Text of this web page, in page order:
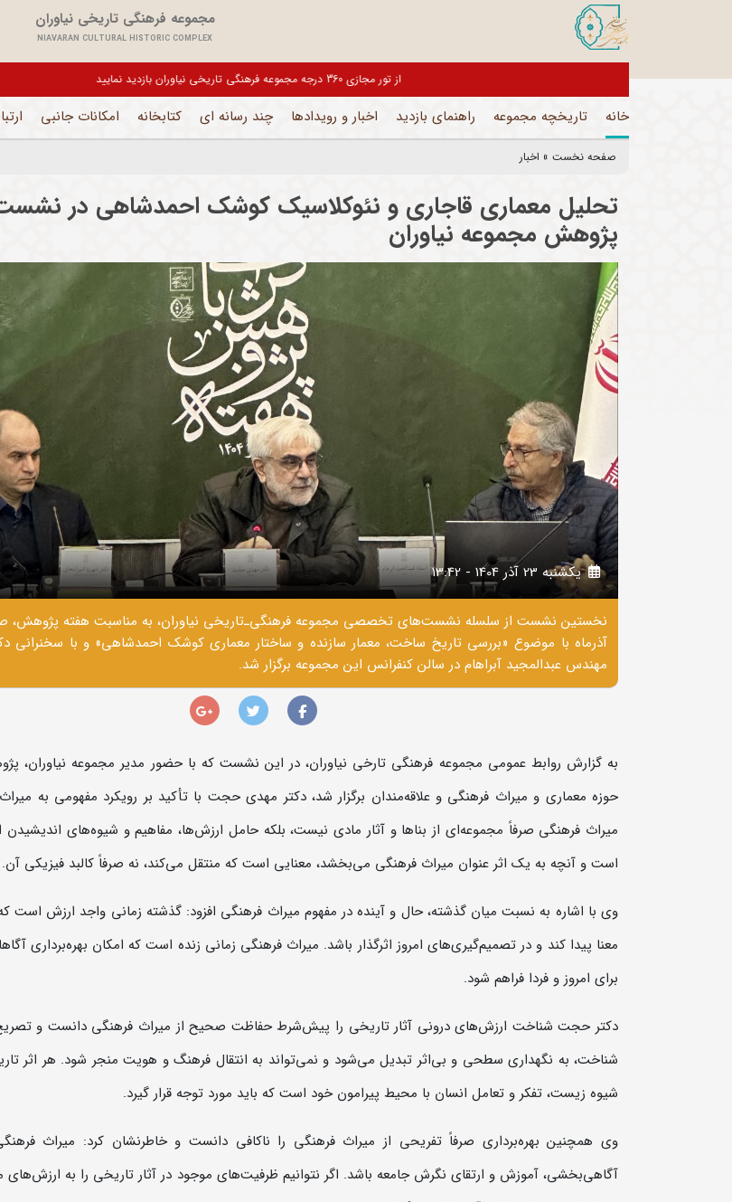
مجموعه فرهنگی تاریخی نیاوران
NIAVARAN CULTURAL HISTORIC COMPLEX
بازدیدکنندگان گرامی، موزه های این مجموعه تا اطلاع ثانوی تعطیل می باشد و فقط بخش های اداری فعال است
خانه تاریخچه مجموعه راهنمای بازدید اخبار و رویدادها چند رسانه ای کتابخانه امکانات جانبی
صفحه نخست » اخبار
تحلیل معماری قاجاری و نئوکلاسیک کوشک احمدشاهی در
پژوهش مجموعه نیاوران
يکشنبه 23 آذر 1404 - 13:42
آذرماه با موضوع «بررسی تاریخ ساخت، معمار سازنده و ساختار معماری کوشک احمدشاهی» و با
مهندس عبدالمجید آبراهام در سالن کنفرانس این مجموعه برگزار شد.
به گزارش روابط عمومی مجموعه فرهنگی تارخی نیاوران، در این نشست که با حضور مدیر مجموعه نیاوران،
حوزه معماری و میراث فرهنگی و علاقه‌مندان برگزار شد، دکتر مهدی حجت با تأکید بر رویکرد مفهومی به
میراث فرهنگی صرفاً مجموعه‌ای از بناها و آثار مادی نیست، بلکه حامل ارزش‌ها، مفاهیم و شیوه‌های
است و آنچه به یک اثر عنوان میراث فرهنگی می‌بخشد، معنایی است که منتقل می‌کند، نه صرفاً کالبد فیزیکی آن.
وی با اشاره به نسبت میان گذشته، حال و آینده در مفهوم میراث فرهنگی افزود: گذشته زمانی واجد ارزش است
معنا پیدا کند و در تصمیم‌گیری‌های امروز اثرگذار باشد. میراث فرهنگی زمانی زنده است که امکان بهره‌برداری
برای امروز و فردا فراهم شود.
دکتر حجت شناخت ارزش‌های درونی آثار تاریخی را پیش‌شرط حفاظت صحیح از میراث فرهنگی دانست و
شناخت، به نگهداری سطحی و بی‌اثر تبدیل می‌شود و نمی‌تواند به انتقال فرهنگ و هویت منجر شود. هر اثر
شیوه زیست، تفکر و تعامل انسان با محیط پیرامون خود است که باید مورد توجه قرار گیرد.
وی همچنین بهره‌برداری صرفاً تفریحی از میراث فرهنگی را ناکافی دانست و خاطرنشان کرد: میراث
آگاهی‌بخشی، آموزش و ارتقای نگرش جامعه باشد. اگر نتوانیم ظرفیت‌های موجود در آثار تاریخی را به ارزش‌های